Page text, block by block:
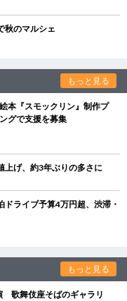
秋のマルシェ
もっと見る
本『スモックリン』制作プ
グで支援を募集
上げ、約3年ぶりの多さに
ライブ予算4万円超、渋滞・
もっと見る
歌舞伎座そばのギャラリ